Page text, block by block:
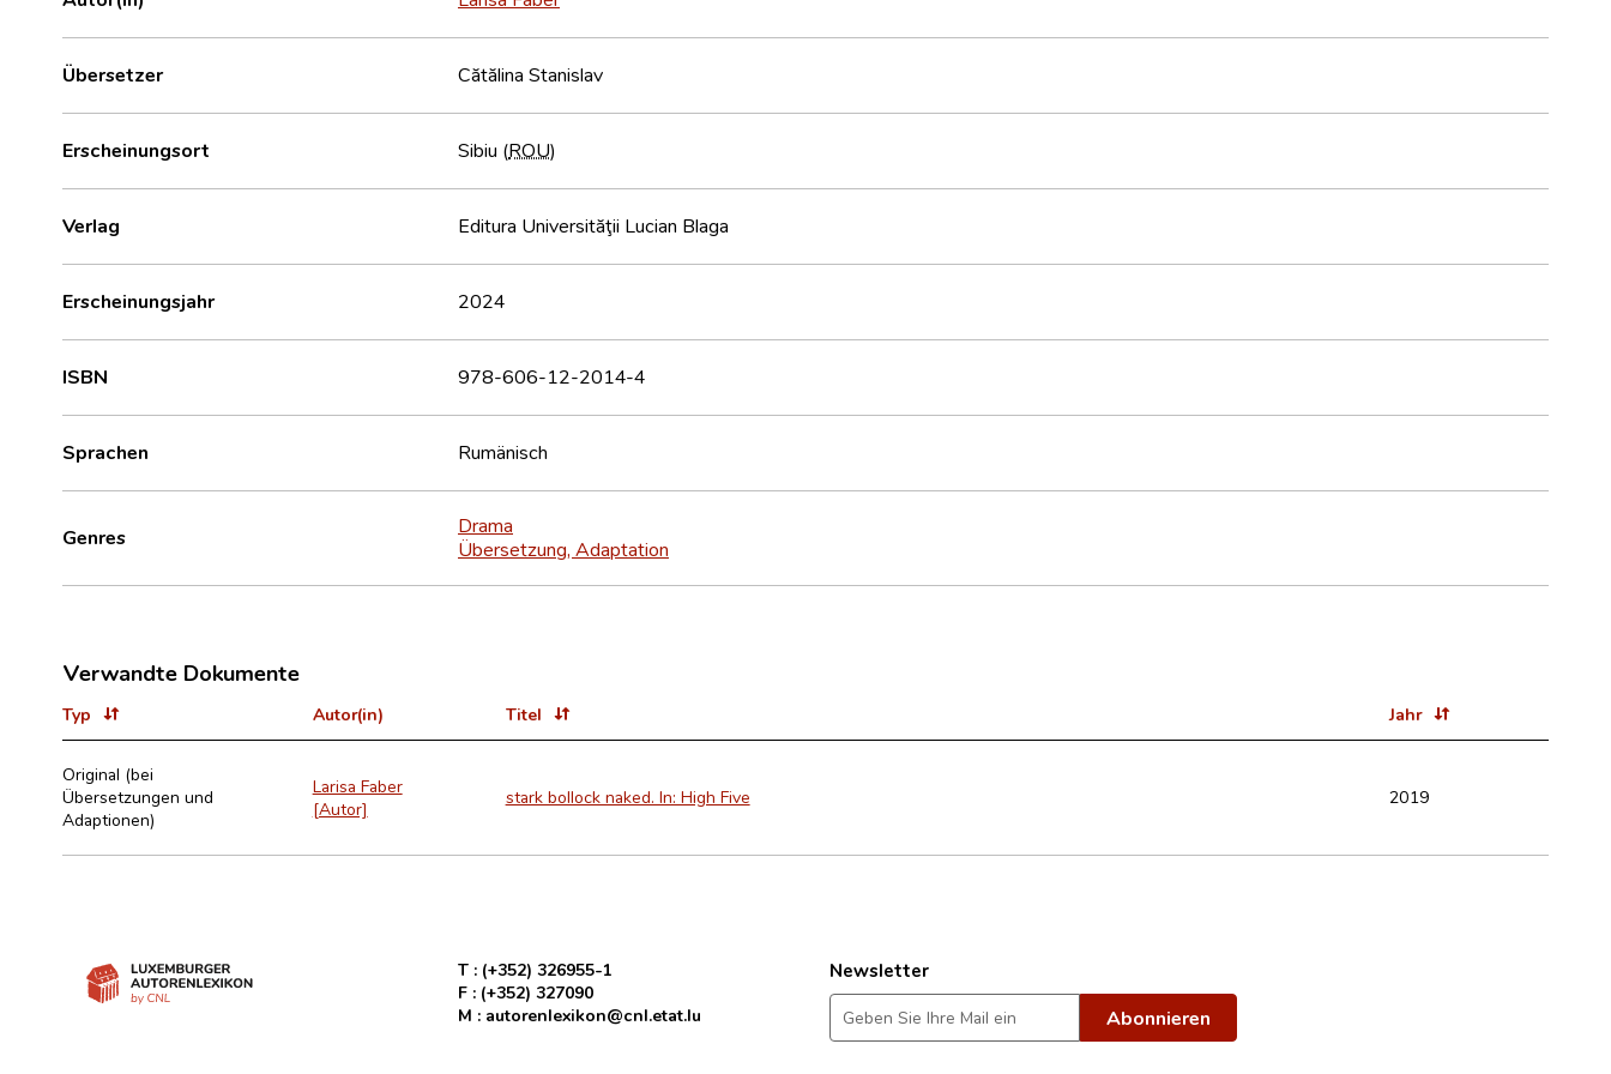
Übersetzer Cătălina Stanislav
Erscheinungsort Sibiu (ROU)
Verlag Editura Universităţii Lucian Blaga
Erscheinungsjahr 2024
ISBN 978-606-12-2014-4
Sprachen Rumänisch
Genres
Drama
Übersetzung, Adaptation
Verwandte Dokumente
Typ Autor(in) Titel Jahr
Original (bei
Übersetzungen und
Adaptionen)
Larisa Faber
[Autor]
stark bollock naked. In: High Five 2019
T : (+352) 326955-1
F : (+352) 327090
M : autorenlexikon@cnl.etat.lu
Newsletter